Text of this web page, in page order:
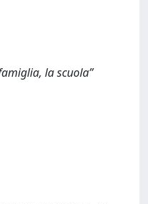
la scuola”